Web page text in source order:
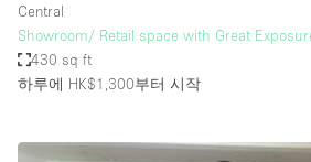
Kitchen
Large Door Entrance
Central
Showroom/ Retail space with Great
430 sq ft
하루에 HK$1,300부터 시작